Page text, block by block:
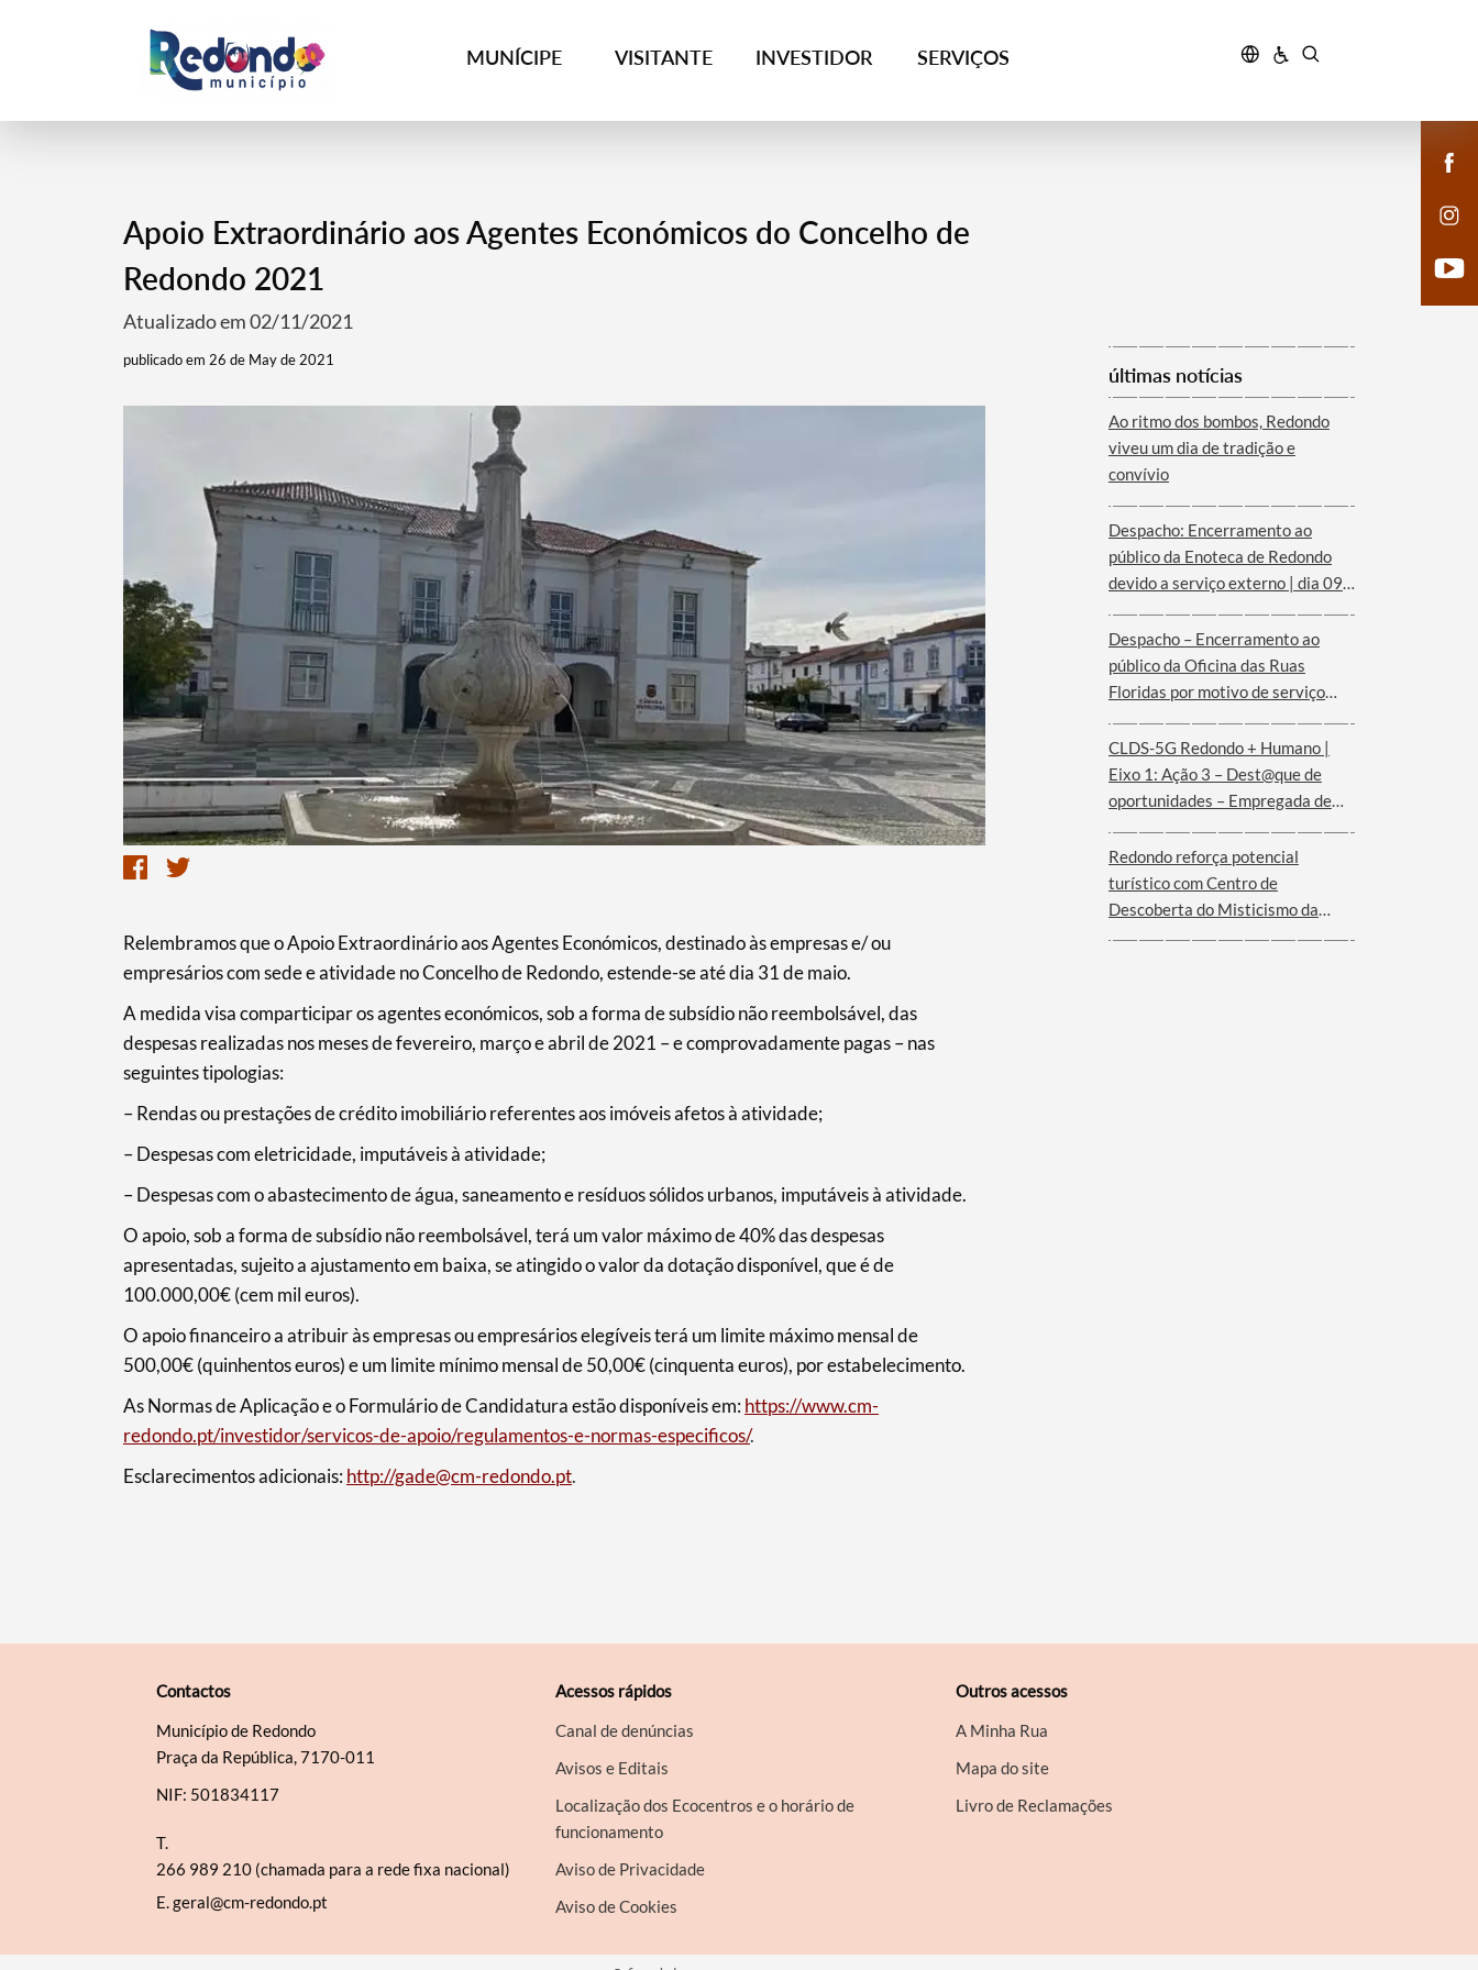
MUNÍCIPE VISITANTE INVESTIDOR SERVIÇOS
Apoio Extraordinário aos Agentes Económicos do Concelho de
Redondo 2021
Atualizado em 02/11/2021
publicado em 26 de May de 2021
Relembramos que o Apoio Extraordinário aos Agentes Económicos, destinado às empresas e/ ou
empresários com sede e atividade no Concelho de Redondo, estende-se até dia 31 de maio.
A medida visa comparticipar os agentes económicos, sob a forma de subsídio não reembolsável, das
despesas realizadas nos meses de fevereiro, março e abril de 2021 – e comprovadamente pagas – nas
seguintes tipologias:
– Rendas ou prestações de crédito imobiliário referentes aos imóveis afetos à atividade;
– Despesas com eletricidade, imputáveis à atividade;
– Despesas com o abastecimento de água, saneamento e resíduos sólidos urbanos, imputáveis à atividade.
O apoio, sob a forma de subsídio não reembolsável, terá um valor máximo de 40% das despesas
apresentadas, sujeito a ajustamento em baixa, se atingido o valor da dotação disponível, que é de
100.000,00€ (cem mil euros).
O apoio financeiro a atribuir às empresas ou empresários elegíveis terá um limite máximo mensal de
500,00€ (quinhentos euros) e um limite mínimo mensal de 50,00€ (cinquenta euros), por estabelecimento.
As Normas de Aplicação e o Formulário de Candidatura estão disponíveis em: https://www.cm-
redondo.pt/investidor/servicos-de-apoio/regulamentos-e-normas-especificos/.
Esclarecimentos adicionais: http://gade@cm-redondo.pt.
últimas notícias
Ao ritmo dos bombos, Redondo
viveu um dia de tradição e
convívio
Despacho: Encerramento ao
público da Enoteca de Redondo
devido a serviço externo | dia 09
Despacho – Encerramento ao
público da Oficina das Ruas
Floridas por motivo de serviço
CLDS-5G Redondo + Humano |
Eixo 1: Ação 3 – Dest@que de
oportunidades – Empregada de
Paulo – Serra d´Ossa)
Redondo reforça potencial
turístico com Centro de
Descoberta do Misticismo da
Serra d´Ossa
Contactos
Município de Redondo
Praça da República, 7170-011
NIF: 501834117
T.
266 989 210 (chamada para a rede fixa nacional)
E.geral@cm-redondo.pt
Acessos rápidos
Canal de denúncias
Avisos e Editais
Localização dos Ecocentros e o horário de
funcionamento
Aviso de Privacidade
Aviso de Cookies
Outros acessos
A Minha Rua
Mapa do site
Livro de Reclamações